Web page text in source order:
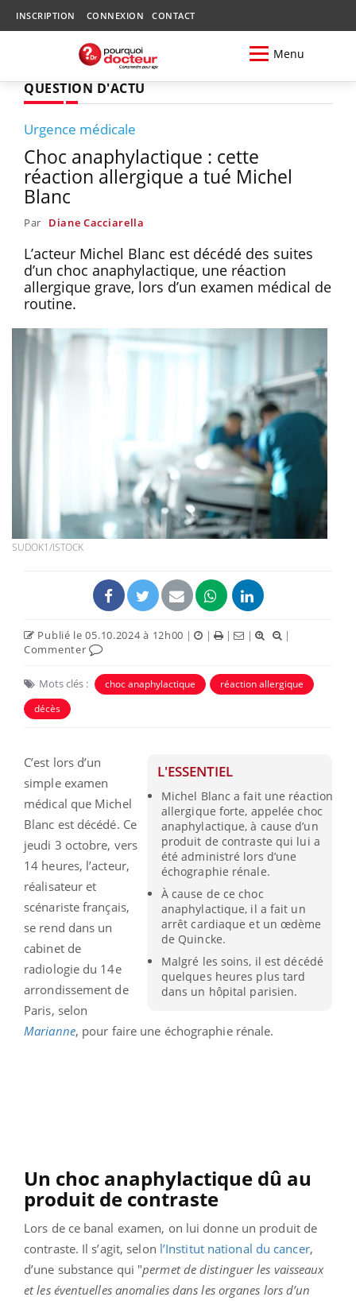
INSCRIPTION CONNEXION CONTACT
Menu
QUESTION D'ACTU
Urgence médicale
Choc anaphylactique : cette
réaction allergique a tué Michel
Blanc
Par Diane Cacciarella
L’acteur Michel Blanc est décédé des suites
d’un choc anaphylactique, une réaction
allergique grave, lors d’un examen médical de
routine.
SUDOK1/ISTOCK
Publié le 05.10.2024 à 12h00 | | | |
|
Commenter
Mots clés : choc anaphylactique
réaction allergique
décès
L'ESSENTIEL
Michel Blanc a fait une réaction
allergique forte, appelée choc
anaphylactique, à cause d’un
produit de contraste qui lui a
été administré lors d’une
échographie rénale.
À cause de ce choc
anaphylactique, il a fait un
arrêt cardiaque et un œdème
de Quincke.
Malgré les soins, il est décédé
quelques heures plus tard
dans un hôpital parisien.
C’est lors d’un
simple examen
médical que Michel
Blanc est décédé. Ce
jeudi 3 octobre, vers
14 heures, l’acteur,
réalisateur et
scénariste français,
se rend dans un
cabinet de
radiologie du 14e
arrondissement de
Paris, selon
Marianne, pour faire une échographie rénale.
Un choc anaphylactique dû au
produit de contraste
Lors de ce banal examen, on lui donne un produit de
contraste. Il s’agit, selon l’Institut national du cancer,
d’une substance qui "permet de distinguer les vaisseaux
et les éventuelles anomalies dans les organes lors d’un